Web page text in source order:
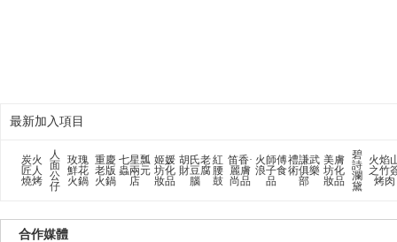
最新加入項目
炭火
匠人
燒烤
人
面
公
仔
玫瑰
鮮花
火鍋
重慶
老版
火鍋
七星瓢
蟲兩元
店
姬媛
坊化
妝品
胡氏老
財豆腐
腦
紅
腰
鼓
笛香·
麗膚
尚品
火師傅
浪子食
品
禮謙武
術俱樂
部
美膚
坊化
妝品
碧
詩
瀾
黛
火焰
之竹
烤肉
合作媒體